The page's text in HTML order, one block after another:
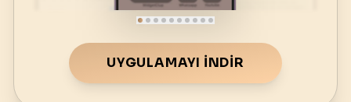
UYGULAMAYI İNDIR